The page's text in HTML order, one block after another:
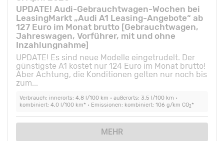
UPDATE! Audi-Gebrauchtwagen-Wochen bei
LeasingMarkt „Audi A1 Leasing-Angebote“ ab
127 Euro im Monat brutto [Gebrauchtwagen,
Jahreswagen, Vorführer, mit und ohne
Inzahlungnahme]
UPDATE! Es sind neue Modelle eingetrudelt. Der
günstigste A1 kostet nur 124 Euro im Monat brutto!
Aber Achtung, die Konditionen gelten nur noch bis
zum...
Verbrauch: innerorts: 4,8 l/100 km • außerorts: 3,5 l/100 km •
kombiniert: 4,0 l/100 km* • Emissionen: kombiniert: 106 g/km CO2*
MEHR